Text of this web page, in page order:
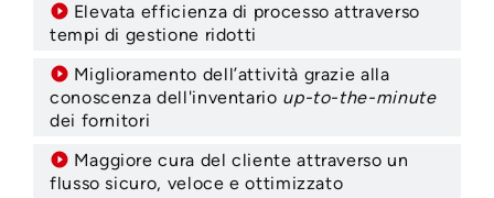
Elevata efficienza di processo attraverso
tempi di gestione ridotti
Miglioramento dell’attività grazie alla
conoscenza dell'inventario up-to-the-minute
dei fornitori
Maggiore cura del cliente attraverso un
flusso sicuro, veloce e ottimizzato